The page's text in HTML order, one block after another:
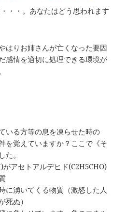
・・・。あなたはどう思われます
はりお姉さんが亡くなった要因
感情を適切に処理できる環境が
いる方等の息を凍らせた時の
を覚えていますか？ここで《そ
た。
がアセトアルデヒド(C2H5CHO)
に湧いてくる物質（激怒した人
死ぬ）